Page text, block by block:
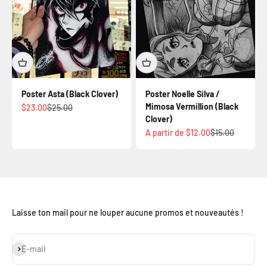
Poster Asta (Black Clover)
Prix de vente
$23.00Prix normal
$25.00
Poster Noelle Silva /
Mimosa Vermillion (Black
Clover)
Prix de vente
A partir de $12.00Prix normal
$15.00
Laisse ton mail pour ne louper aucune promos et nouveautés !
E-mail
S'inscrire